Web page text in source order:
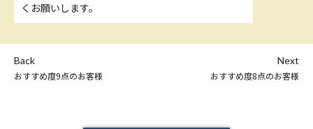
くお願いします。
Back
おすすめ度9点のお客様
Next
おすすめ度8点のお客様